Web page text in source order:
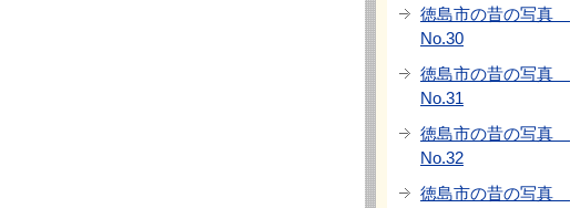
徳島市の昔の写真
No.30
徳島市の昔の写真
No.31
徳島市の昔の写真
No.32
徳島市の昔の写真